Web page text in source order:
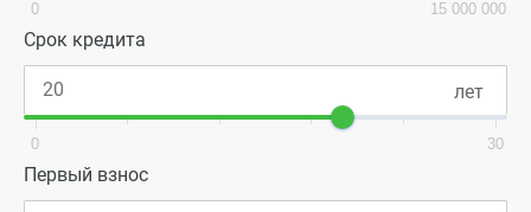
0 15 000 000
Срок кредита
0 30
Первый взнос